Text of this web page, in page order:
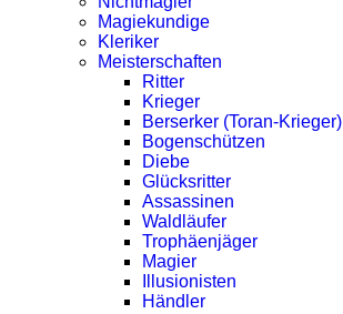
Magiekundige
Kleriker
Meisterschaften
Ritter
Krieger
Berserker (Toran-Krieger)
Bogenschützen
Diebe
Glücksritter
Assassinen
Waldläufer
Trophäenjäger
Magier
Illusionisten
Händler